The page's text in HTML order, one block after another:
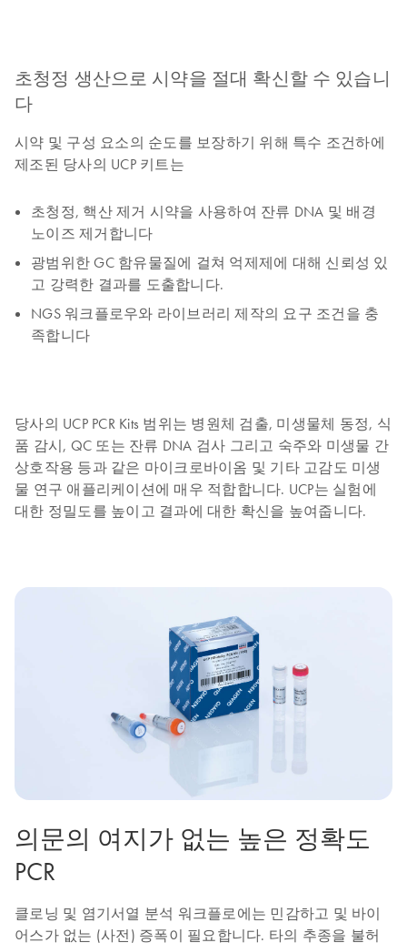
초청정 생산으로 시약을 절대 확신할 수 있습니
다
시약 및 구성 요소의 순도를 보장하기 위해 특수 조건하에
제조된 당사의 UCP 키트는
초청정, 핵산 제거 시약을 사용하여 잔류 DNA 및 배경
노이즈 제거합니다
광범위한 GC 함유물질에 걸쳐 억제제에 대해 신뢰성 있
고 강력한 결과를 도출합니다.
NGS 워크플로우와 라이브러리 제작의 요구 조건을 충
족합니다
당사의 UCP PCR Kits 범위는 병원체 검출, 미생물체 동정, 식
품 감시, QC 또는 잔류 DNA 검사 그리고 숙주와 미생물 간
상호작용 등과 같은 마이크로바이옴 및 기타 고감도 미생
물 연구 애플리케이션에 매우 적합합니다. UCP는 실험에
대한 정밀도를 높이고 결과에 대한 확신을 높여줍니다.
의문의 여지가 없는 높은 정확도
PCR
클로닝 및 염기서열 분석 워크플로에는 민감하고 및 바이
어스가 없는 (사전) 증폭이 필요합니다. 타의 추종을 불허